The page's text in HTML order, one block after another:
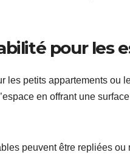
pour les
les petits appartements ou
en offrant une
peuvent être repliées